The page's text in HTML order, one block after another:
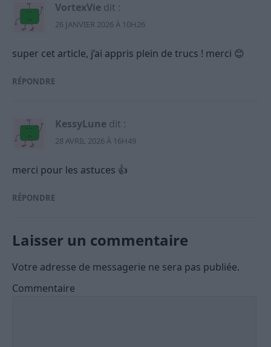
VortexVie dit :
26 JANVIER 2026 À 10H26
super cet article, j’ai appris plein de trucs ! merci 😊
RÉPONDRE
KessyLune dit :
28 AVRIL 2026 À 16H49
merci pour les astuces 👍
RÉPONDRE
Laisser un commentaire
Votre adresse de messagerie ne sera pas publiée.
Commentaire